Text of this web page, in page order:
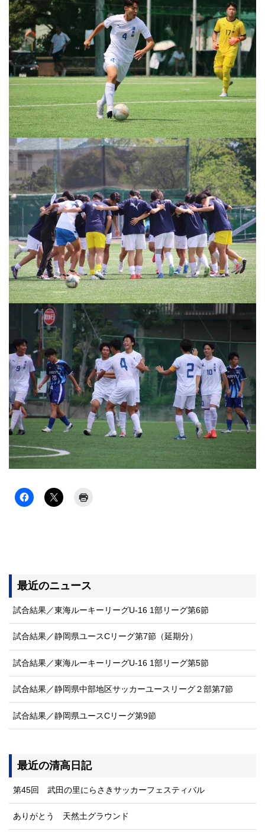
最近のニュース
試合結果／東海ルーキーリーグU-16 1部リーグ第6節
試合結果／静岡県ユースCリーグ第7節（延期分）
試合結果／東海ルーキーリーグU-16 1部リーグ第5節
試合結果／静岡県中部地区サッカーユースリーグ２部第7節
試合結果／静岡県ユースCリーグ第9節
最近の清高日記
第45回 武田の里にらさきサッカーフェスティバル
ありがとう 天然土グラウンド